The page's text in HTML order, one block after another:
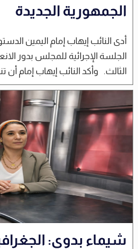
الجمهورية الجديدة
أدى النائب إيهاب إمام اليمين
الجلسة الإجرائية للمجلس بدور
الثالث. وأكد النائب إيهاب إمام أن
شيماء بدوي: